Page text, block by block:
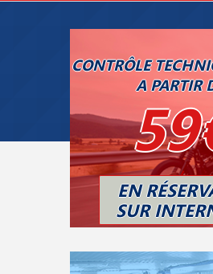
CONTRÔLE
A PARTIR
EN
SUR